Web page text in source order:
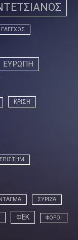
ΕΛΕΓΧΟΣ
ΕΥΡΩΠΗ
ΚΡΙΣΗ
ΣΥΡΙΖΑ
ΦΕΚ ΦΟΡΟΙ